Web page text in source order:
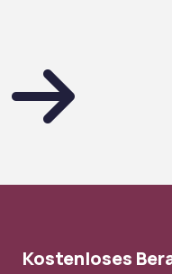
Kostenloses